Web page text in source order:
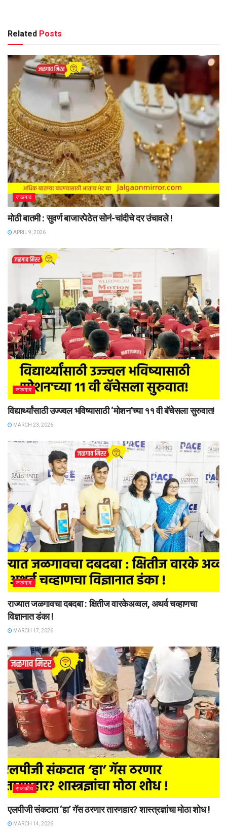
Related Posts
जळगाव
मोठी बातमी : सुवर्ण बाजारपेठेत सोनं-चांदीचे दर उंचावले !
APRIL 9, 2026
जळगाव
विद्यार्थ्यांसाठी उज्ज्वल भविष्यासाठी ‘मोशन’च्या ११ वी बॅचेसला सुरुवात!
MARCH 23, 2026
जळगाव
राज्यात जळगावचा दबदबा : क्षितीज वारकेअव्वल, अथर्व चव्हाणचा
विज्ञानात डंका !
MARCH 17, 2026
राजकीय
एलपीजी संकटात ‘हा’ गॅस ठरणार तारणहार? शास्त्रज्ञांचा मोठा शोध !
MARCH 14, 2026